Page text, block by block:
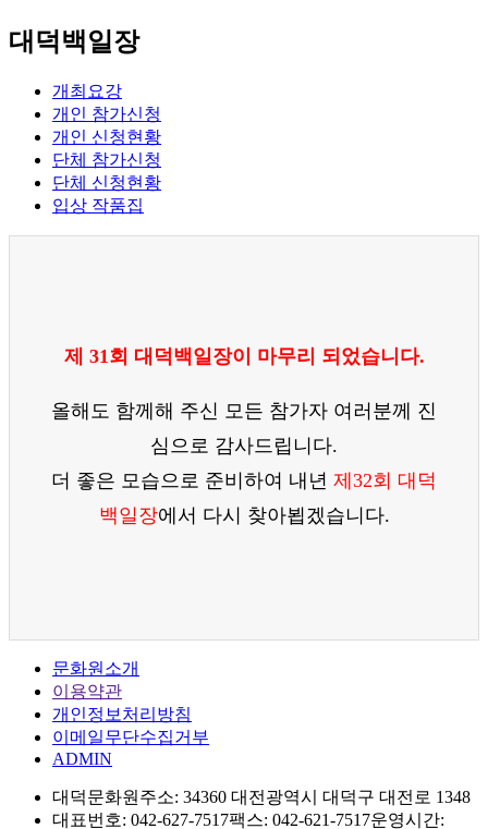
대덕백일장
개최요강
개인 참가신청
개인 신청현황
단체 참가신청
단체 신청현황
입상 작품집
제 31회 대덕백일장이 마무리 되었습니다.
올해도 함께해 주신 모든 참가자 여러분께 진
심으로 감사드립니다.
더 좋은 모습으로 준비하여 내년 제32회 대덕
백일장에서 다시 찾아뵙겠습니다.
문화원소개
이용약관
개인정보처리방침
이메일무단수집거부
ADMIN
대덕문화원주소: 34360 대전광역시 대덕구 대전로 1348
대표번호: 042-627-7517팩스: 042-621-7517운영시간: